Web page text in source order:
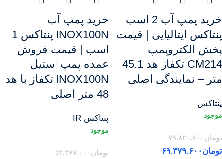
خرید پمپ آب 2 اسب
پنتاکس ایتالیایی | قیمت
پخش الکتروپمپ
CM214 تکفاز هد 45.1
متر – نمایندگی اصلی
پنتاکس
تومان۷۹.۸۲۰.۶۰۰
تومان۶۹.۳۷۹.۶۰۰
خرید پمپ آب
INOX100N پنتاکس 1
اسب | قیمت فروش
عمده پمپ استیل
INOX100N تکفاز با هد
48 متر اصلی
پنتاکس IR
تومان۵۲.۳۶۷.۰۰۰